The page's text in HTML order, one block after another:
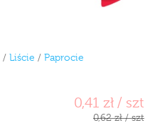
/ Liście / Paprocie
0,41 zł / szt
0,62 zł / szt